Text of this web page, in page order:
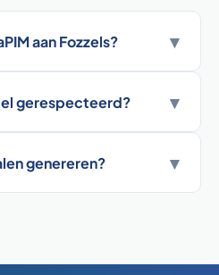
aan Fozzels? ▾
gerespecteerd? ▾
genereren? ▾